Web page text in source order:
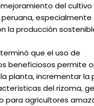
del
la producción
que el uso de
beneficiosos permite
planta, incrementar la
del rizoma,
para agricultores